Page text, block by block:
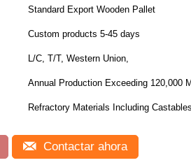
Standard Export Wooden Pallet
Custom products 5-45 days
L/C, T/T, Western Union,
Annual Production Exceeding 120,000
Refractory Materials Including
Contactar ahora